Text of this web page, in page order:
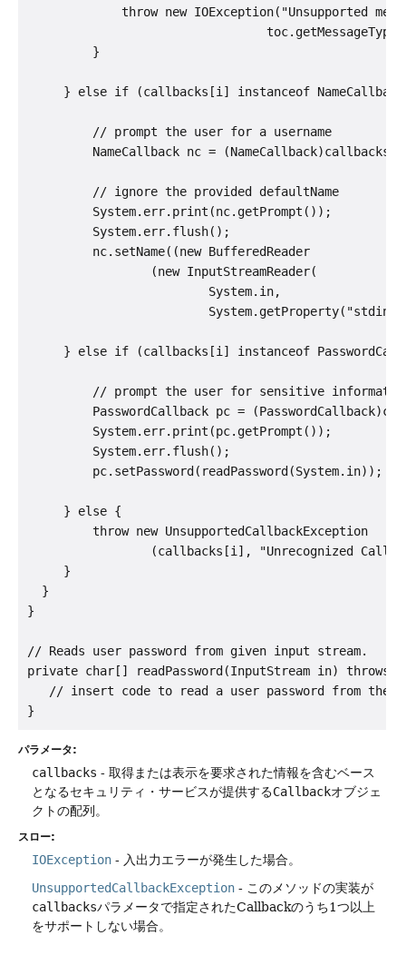
throw new IOException("Unsupported
         }
} else if (callbacks[i] instanceof
         // prompt the user for a username
NameCallback nc =
         // ignore the provided defaultName
         System.err.print(nc.getPrompt());
         System.err.flush();
         nc.setName((new BufferedReader
                 (new InputStreamReader(
                         System.in,
} else if (callbacks[i] instanceof
// prompt the user for sensitive
PasswordCallback pc =
         System.err.print(pc.getPrompt());
         System.err.flush();
         pc.setPassword(readPassword(System.in));
     } else {
         throw new UnsupportedCallbackException
(callbacks[i], "Unrecognized
     }
  }
}
// Reads user password from given input stream.
private char[] readPassword(InputStream in) throws
// insert code to read a user password from the
パラメータ:
callbacks - 取得または表示を要求された情報を含むベース
となるセキュリティ・サービスが提供するCallbackオブジェ
クトの配列。
スロー:
IOException - 入出力エラーが発生した場合。
UnsupportedCallbackException - このメソッドの実装が
callbacksパラメータで指定されたCallbackのうち1つ以上
をサポートしない場合。